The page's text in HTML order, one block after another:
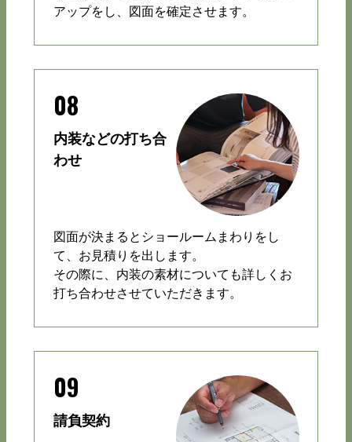
アップをし、図面を確定させます。
08
内装などの打ち合
わせ
図面が決まるとショールームまわりをし
て、お見積りを出します。
その際に、内装の素材についても詳しくお
打ち合わせさせていただきます。
09
請負契約